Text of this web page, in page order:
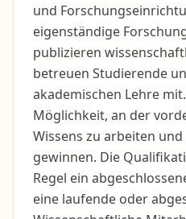
und
eigenständige
publizieren
betreuen Studierende
akademischen Lehre
Möglichkeit, an der
Wissens zu arbeiten
gewinnen. Die
Regel ein
eine laufende oder